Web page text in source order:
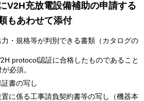
V2H充放電設備補助の申請する
もあわせて添付
・規格等が判別できる書類（カタログの
protocol認証に合格したものであること
必須。
書の写し
に係る工事請負契約書等の写し（機器本